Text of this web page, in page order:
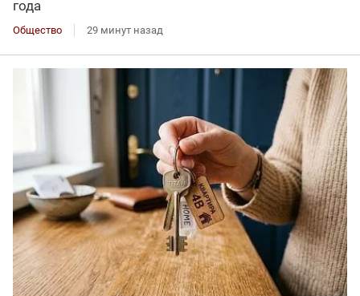
года
Общество 29 минут назад